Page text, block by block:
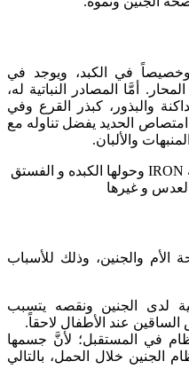
في الكبد، ويوجد في
أمَّا المصادر النباتية له،
والبذور، كبذر القرع وفي
امتصاص الحديد يفضل تناوله مع
والألبان.
الأم والجنين، وذلك للأسباب
لدى الجنين ونقصه يتسبب
عند الأطفال لاحقاً.
في المستقبل؛ لأنَّ جسمها
الجنين خلال الحمل، بالتالي